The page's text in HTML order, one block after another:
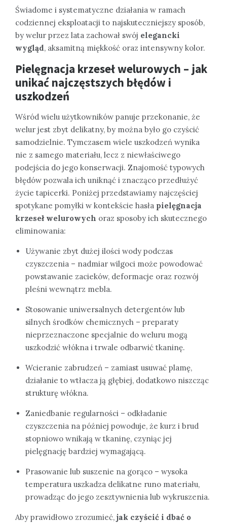
Świadome i systematyczne działania w ramach
codziennej eksploatacji to najskuteczniejszy sposób,
by welur przez lata zachował swój elegancki
wygląd, aksamitną miękkość oraz intensywny kolor.
Pielęgnacja krzeseł welurowych – jak
unikać najczęstszych błędów i
uszkodzeń
Wśród wielu użytkowników panuje przekonanie, że
welur jest zbyt delikatny, by można było go czyścić
samodzielnie. Tymczasem wiele uszkodzeń wynika
nie z samego materiału, lecz z niewłaściwego
podejścia do jego konserwacji. Znajomość typowych
błędów pozwala ich uniknąć i znacząco przedłużyć
życie tapicerki. Poniżej przedstawiamy najczęściej
spotykane pomyłki w kontekście hasła pielęgnacja
krzeseł welurowych oraz sposoby ich skutecznego
eliminowania:
Używanie zbyt dużej ilości wody podczas
czyszczenia – nadmiar wilgoci może powodować
powstawanie zacieków, deformacje oraz rozwój
pleśni wewnątrz mebla.
Stosowanie uniwersalnych detergentów lub
silnych środków chemicznych – preparaty
nieprzeznaczone specjalnie do weluru mogą
uszkodzić włókna i trwale odbarwić tkaninę.
Wcieranie zabrudzeń – zamiast usuwać plamę,
działanie to wtłacza ją głębiej, dodatkowo niszcząc
strukturę włókna.
Zaniedbanie regularności – odkładanie
czyszczenia na później powoduje, że kurz i brud
stopniowo wnikają w tkaninę, czyniąc jej
pielęgnację bardziej wymagającą.
Prasowanie lub suszenie na gorąco – wysoka
temperatura uszkadza delikatne runo materiału,
prowadząc do jego zesztywnienia lub wykruszenia.
Aby prawidłowo zrozumieć, jak czyścić i dbać o